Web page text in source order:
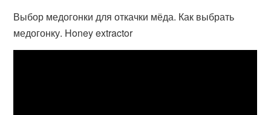
Выбор медогонки для откачки мёда. Как выбрать
медогонку. Honey extractor